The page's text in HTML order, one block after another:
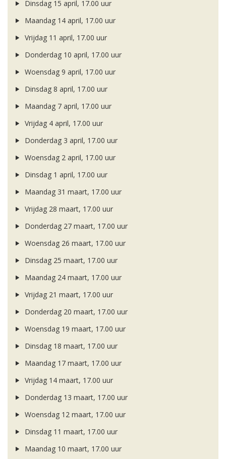
Dinsdag 15 april, 17.00 uur
Maandag 14 april, 17.00 uur
Vrijdag 11 april, 17.00 uur
Donderdag 10 april, 17.00 uur
Woensdag 9 april, 17.00 uur
Dinsdag 8 april, 17.00 uur
Maandag 7 april, 17.00 uur
Vrijdag 4 april, 17.00 uur
Donderdag 3 april, 17.00 uur
Woensdag 2 april, 17.00 uur
Dinsdag 1 april, 17.00 uur
Maandag 31 maart, 17.00 uur
Vrijdag 28 maart, 17.00 uur
Donderdag 27 maart, 17.00 uur
Woensdag 26 maart, 17.00 uur
Dinsdag 25 maart, 17.00 uur
Maandag 24 maart, 17.00 uur
Vrijdag 21 maart, 17.00 uur
Donderdag 20 maart, 17.00 uur
Woensdag 19 maart, 17.00 uur
Dinsdag 18 maart, 17.00 uur
Maandag 17 maart, 17.00 uur
Vrijdag 14 maart, 17.00 uur
Donderdag 13 maart, 17.00 uur
Woensdag 12 maart, 17.00 uur
Dinsdag 11 maart, 17.00 uur
Maandag 10 maart, 17.00 uur